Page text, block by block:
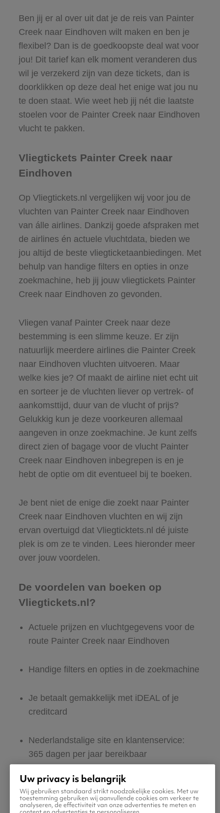
Ben jij er al over uit dat je de reis van Painter
Creek naar Eindhoven wilt maken en ben je
flexibel? Dan is de goedkoopste deal wat voor
jou! Dit tarief kan elk moment veranderen dus
wil je verzekerd zijn van deze tickets, dan is
doorklikken op deze deal het enige wat jou nu
te doen staat. Wie weet heb jij nét die laatste
stoelen voor de Painter Creek naar Eindhoven
vlucht te pakken.
Vliegtickets Painter Creek naar
Eindhoven
Op Vliegtickets.nl vergelijken wij voor jou de
vluchten van Painter Creek naar Eindhoven
van álle airlines. Dankzij goede afspraken met
de airlines én actuele vluchtdata, bieden we
jou altijd de beste vliegticketaanbiedingen. Met
behulp van handige filters en opties in onze
zoekmachine, heb jij jouw vliegtickets Painter
Creek naar Eindhoven zo gevonden.
Vliegen vanaf Painter Creek naar deze
bestemming is een slimme keuze. Er zijn
natuurlijk meerdere airlines die Painter Creek
naar Eindhoven vluchten uitvoeren. Maar
welke kies je? Of maakt de airline niet echt uit
en sorteer je de vluchten liever op vertrek- of
aankomsttijd, duur van de vlucht of prijs?
Gelukkig kun je deze voorkeuren allemaal
aangeven in onze zoekmachine. Je kunt zelfs
direct zien of bagage voor de vlucht Painter
Creek naar Eindhoven inbegrepen is en je
hebt de optie om dit eventueel bij te boeken.
Je bent niet de enige die zoekt naar Painter
Creek naar Eindhoven vluchten en wij zijn
ervan overtuigd dat Vliegticktets.nl dé juiste
plek is om ze te vinden. Lees hieronder meer
over jouw voordelen.
De voordelen van boeken op
Vliegtickets.nl?
Actuele prijzen en vluchtgegevens voor de
route Painter Creek naar Eindhoven
Handige filters en opties in de zoekmachine
Je betaalt gemakkelijk met iDEAL of je
creditcard
Nederlandstalige site en klantenservice:
365 dagen per jaar bereikbaar
Zeker van veilig boeken en betalen
Boek ook direct een hotel of huurauto voor
Uw privacy is belangrijk
Wij gebruiken standaard strikt noodzakelijke cookies. Met uw
toestemming gebruiken wij aanvullende cookies om verkeer te
analyseren, de effectiviteit van onze advertenties te meten en